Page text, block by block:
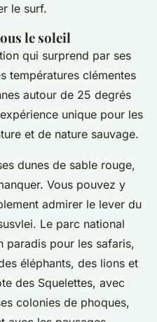
le surf.
le soleil
qui surprend par ses
températures clémentes
autour de 25 degrés
unique pour les
et de nature sauvage.
dunes de sable rouge,
Vous pouvez y
admirer le lever du
Le parc national
paradis pour les safaris,
éléphants, des lions et
des Squelettes, avec
colonies de phoques,